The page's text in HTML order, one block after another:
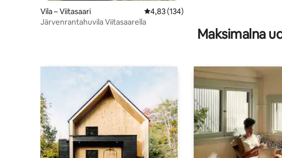
Vila – Viitasaari Prosječna ocjena: 4,83/5, recenzija: 134
4,83 (134)
Järvenrantahuvila Viitasaarella
Maksimalna